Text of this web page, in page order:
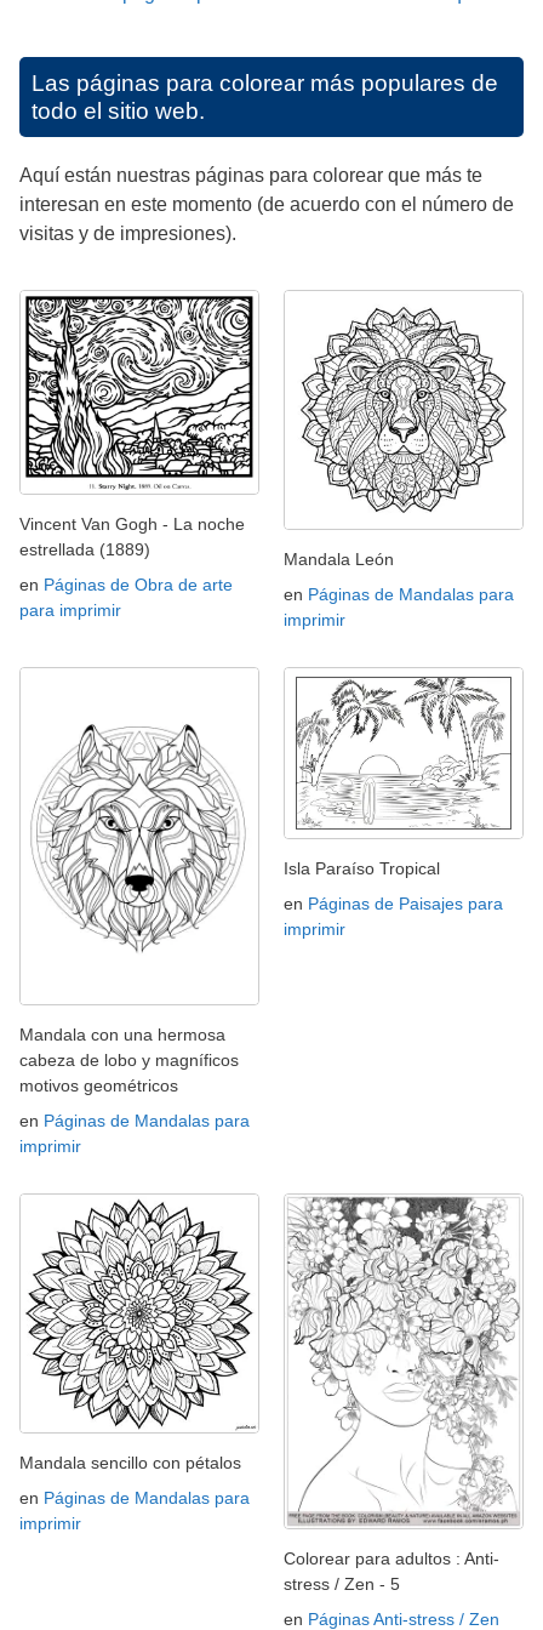
Las páginas para colorear más populares de
todo el sitio web.
Aquí están nuestras páginas para colorear que más te
interesan en este momento (de acuerdo con el número de
visitas y de impresiones).
Vincent Van Gogh - La noche
estrellada (1889)
en Páginas de Obra de arte
para imprimir
Mandala León
en Páginas de Mandalas para
imprimir
Mandala con una hermosa
cabeza de lobo y magníficos
motivos geométricos
en Páginas de Mandalas para
imprimir
Isla Paraíso Tropical
en Páginas de Paisajes para
imprimir
Mandala sencillo con pétalos
en Páginas de Mandalas para
imprimir
Colorear para adultos : Anti-
stress / Zen - 5
en Páginas Anti-stress / Zen